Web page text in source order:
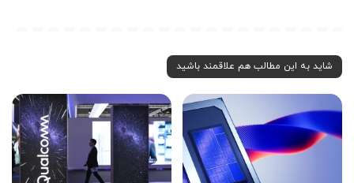
شاید به این مطالب هم علاقمند باشید